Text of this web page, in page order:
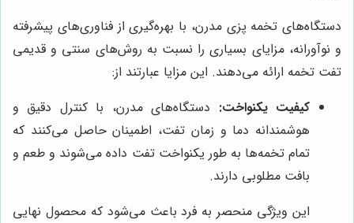
دستگاه‌های تخمه پزی مدرن، با بهره‌گیری از فناوری‌های پیشرفته
و نوآورانه، مزایای بسیاری را نسبت به روش‌های سنتی و قدیمی
تفت تخمه ارائه می‌دهند. این مزایا عبارتند از:
کیفیت یکنواخت: دستگاه‌های مدرن، با کنترل دقیق و
هوشمندانه دما و زمان تفت، اطمینان حاصل می‌کنند که
تمام تخمه‌ها به طور یکنواخت تفت داده می‌شوند و طعم و
بافت مطلوبی دارند.
این ویژگی منحصر به فرد باعث می‌شود که محصول نهایی